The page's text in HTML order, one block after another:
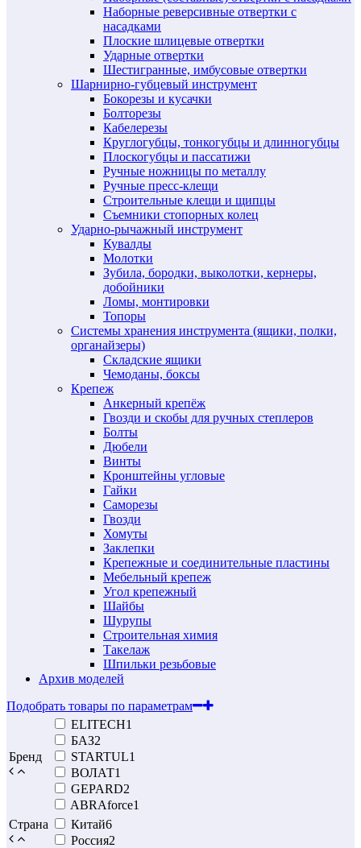
Наборные реверсивные отвертки с
насадками
Плоские шлицевые отвертки
Ударные отвертки
Шестигранные, имбусовые отвертки
Шарнирно-губцевый инструмент
Бокорезы и кусачки
Болторезы
Кабелерезы
Круглогубцы, тонкогубцы и длинногубцы
Плоскогубцы и пассатижи
Ручные ножницы по металлу
Ручные пресс-клещи
Строительные клещи и щипцы
Съемники стопорных колец
Ударно-рычажный инструмент
Кувалды
Молотки
Зубила, бородки, выколотки, кернеры,
добойники
Ломы, монтировки
Топоры
Системы хранения инструмента (ящики, полки,
органайзеры)
Складские ящики
Чемоданы, боксы
Крепеж
Анкерный крепёж
Гвозди и скобы для ручных степлеров
Болты
Дюбели
Винты
Кронштейны угловые
Гайки
Саморезы
Гвозди
Хомуты
Заклепки
Крепежные и соединительные пластины
Мебельный крепеж
Угол крепежный
Шайбы
Шурупы
Строительная химия
Такелаж
Шпильки резьбовые
Архив моделей
Подобрать товары по параметрам
Бренд
ELITECH1
БАЗ2
STARTUL1
ВОЛАТ1
GEPARD2
ABRAforce1
Страна
Китай6
Россия2